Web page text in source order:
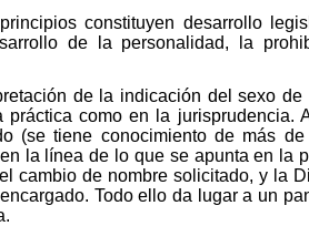
constituyen desarrollo
de la personalidad, la
de la indicación del sexo
como en la jurisprudencia.
(se tiene conocimiento de más
la línea de lo que se apunta en la
cambio de nombre solicitado, y la
Todo ello da lugar a un